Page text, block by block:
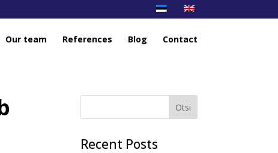
Our team References Blog Contact
Recent Posts